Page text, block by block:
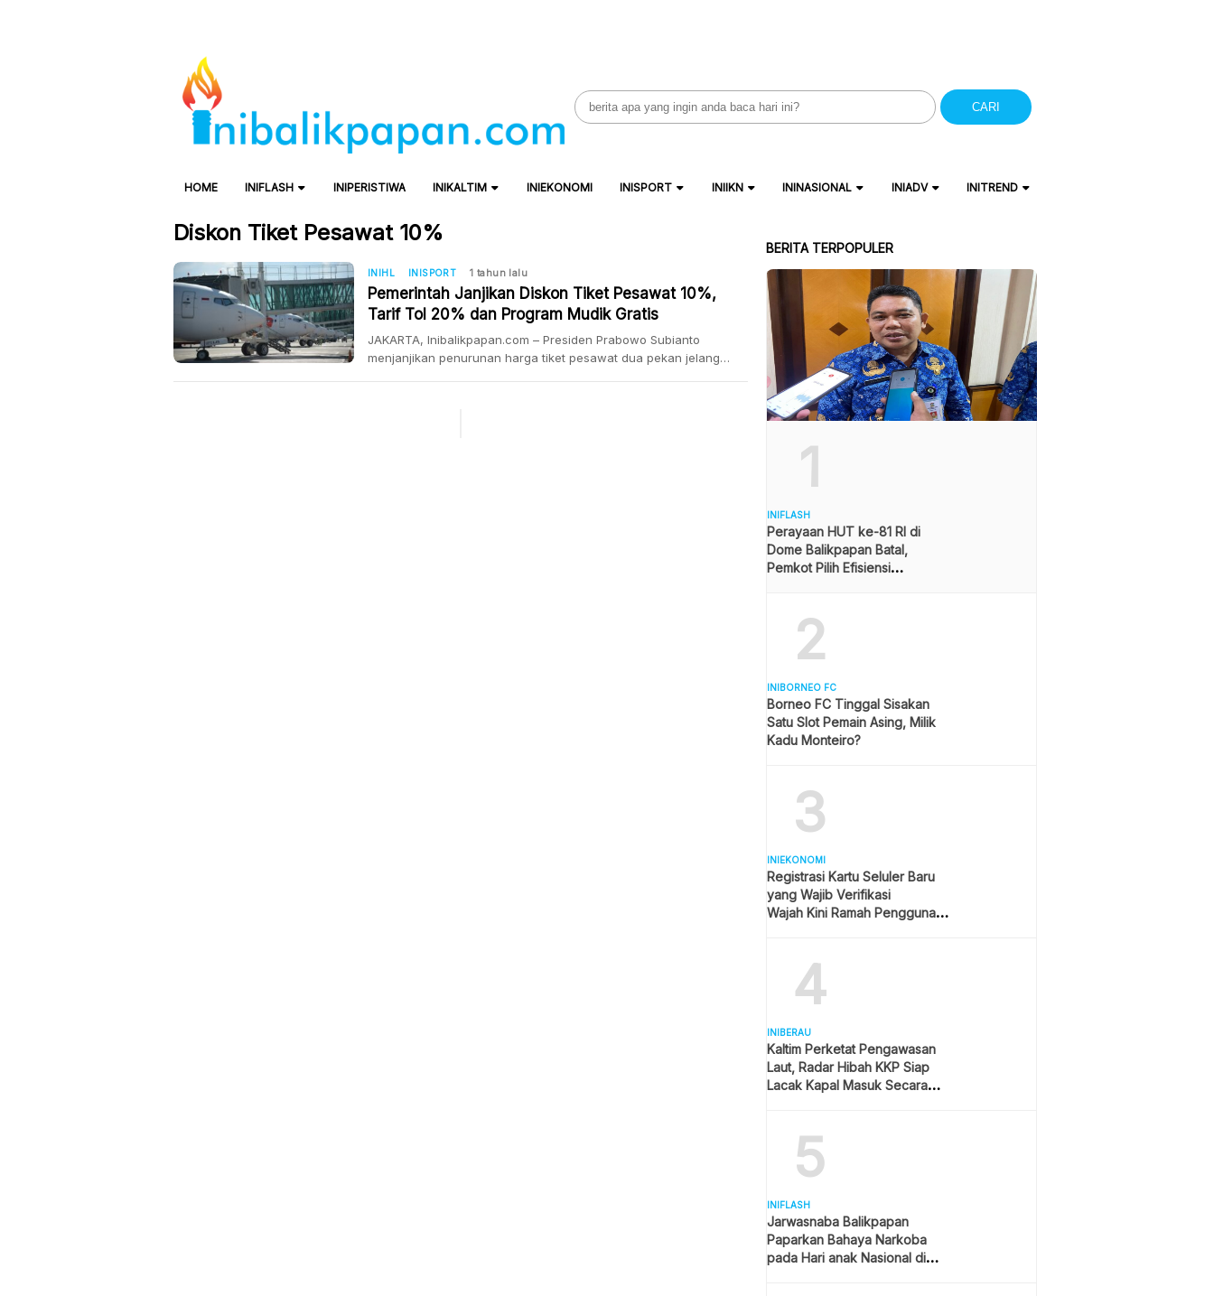
Search
for:
CARI
HOME INIFLASH INIPERISTIWA INIKALTIM INIEKONOMI INISPORT INIIKN ININASIONAL INIADV INITREND
Diskon Tiket Pesawat 10%
INIHL INISPORT 1 tahun lalu
Pemerintah Janjikan Diskon Tiket Pesawat 10%,
Tarif Tol 20% dan Program Mudik Gratis
JAKARTA, Inibalikpapan.com – Presiden Prabowo Subianto
menjanjikan penurunan harga tiket pesawat dua pekan jelang
BERITA TERPOPULER
1
INIFLASH
Perayaan HUT ke-81 RI di
Dome Balikpapan Batal,
Pemkot Pilih Efisiensi
2
INIBORNEO FC
Borneo FC Tinggal Sisakan
Satu Slot Pemain Asing, Milik
Kadu Monteiro?
3
INIEKONOMI
Registrasi Kartu Seluler Baru
yang Wajib Verifikasi
Wajah Kini Ramah Pengguna
4
INIBERAU
Kaltim Perketat Pengawasan
Laut, Radar Hibah KKP Siap
Lacak Kapal Masuk Secara
5
INIFLASH
Jarwasnaba Balikpapan
Paparkan Bahaya Narkoba
pada Hari anak Nasional di